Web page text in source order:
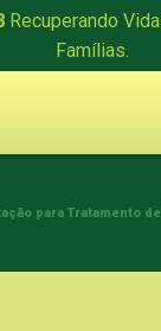
Recuperando
Famílias.
para Tratamento